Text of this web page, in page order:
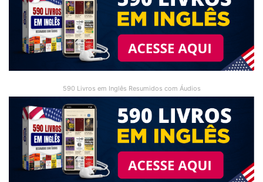
590 Livros em Inglês Resumidos com Áudios